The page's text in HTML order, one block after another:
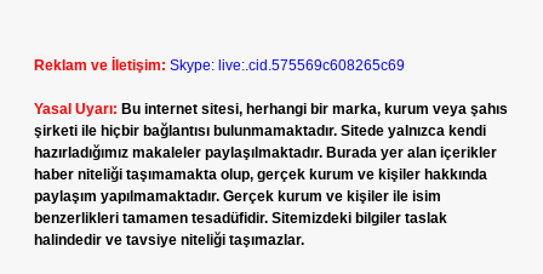
Reklam ve İletişim: Skype: live:.cid.575569c608265c69
Yasal Uyarı: Bu internet sitesi, herhangi bir marka, kurum veya şahıs
şirketi ile hiçbir bağlantısı bulunmamaktadır. Sitede yalnızca kendi
hazırladığımız makaleler paylaşılmaktadır. Burada yer alan içerikler
haber niteliği taşımamakta olup, gerçek kurum ve kişiler hakkında
paylaşım yapılmamaktadır. Gerçek kurum ve kişiler ile isim
benzerlikleri tamamen tesadüfidir. Sitemizdeki bilgiler taslak
halindedir ve tavsiye niteliği taşımazlar.